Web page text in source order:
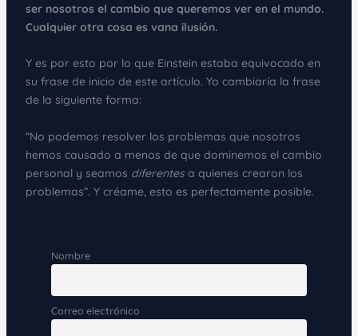
ser nosotros el cambio que queremos ver en el mundo.
Cualquier otra cosa es vana ilusión.
Y es por esto por lo que Einstein estaba equivocado en
su frase de inicio de este artículo. Yo cambiaría la frase
de la siguiente forma:
“No podemos resolver los problemas que nosotros
hemos causado a menos de que dominemos el cambio
personal y seamos diferentesa quienes crearon los
problemas”. Y créame, esto es perfectamente posible.
Nombre
Correo electrónico